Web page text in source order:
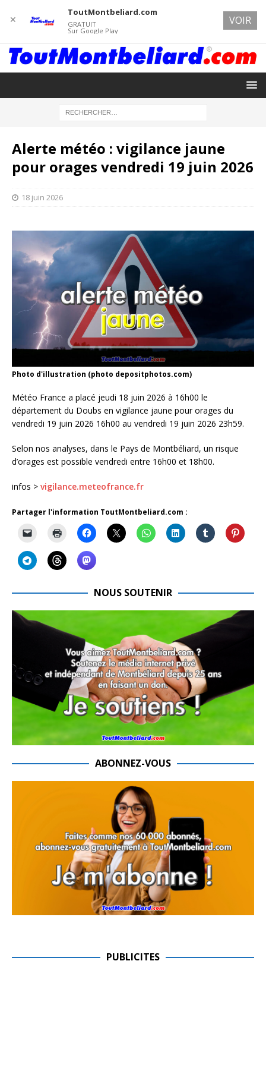
Alerte météo : vigilance jaune
pour orages vendredi 19 juin 2026
18 juin 2026
Photo d'illustration (photo depositphotos.com)
Météo France a placé jeudi 18 juin 2026 à 16h00 le
département du Doubs en vigilance jaune pour orages du
vendredi 19 juin 2026 16h00 au vendredi 19 juin 2026 23h59.
Selon nos analyses, dans le Pays de Montbéliard, un risque
d’orages est possible vendredi entre 16h00 et 18h00.
infos > vigilance.meteofrance.fr
Partager l'information ToutMontbeliard.com :
NOUS SOUTENIR
ABONNEZ-VOUS
PUBLICITES
✕
ToutMontbeliard.com
GRATUIT
Sur Google Play
VOIR